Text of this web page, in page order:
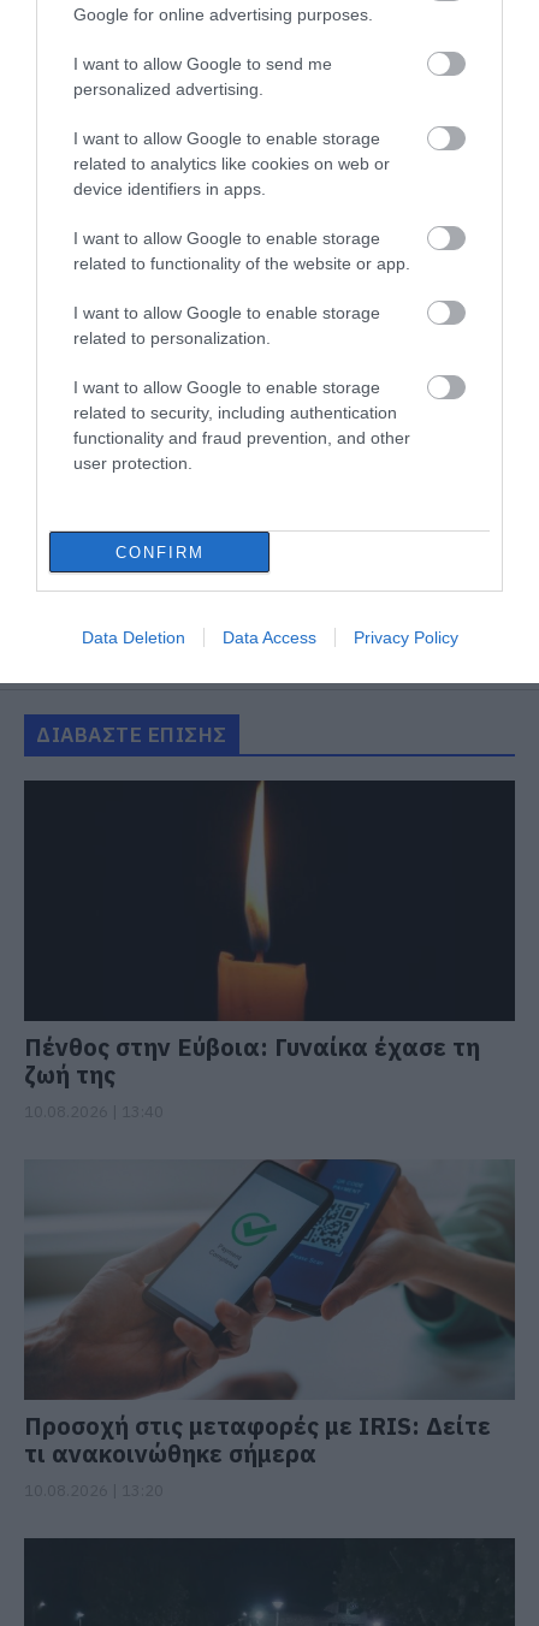
Google for online advertising purposes.
I want to allow Google to send me
personalized advertising.
I want to allow Google to enable storage
related to analytics like cookies on web or
device identifiers in apps.
I want to allow Google to enable storage
related to functionality of the website or app.
I want to allow Google to enable storage
related to personalization.
I want to allow Google to enable storage
related to security, including authentication
functionality and fraud prevention, and other
user protection.
CONFIRM
Data Deletion Data Access Privacy Policy
ΔΙΑΒΑΣΤΕ ΕΠΙΣΗΣ
Πένθος στην Εύβοια: Γυναίκα έχασε τη
ζωή της
Προσοχή στις μεταφορές με IRIS: Δείτε
τι ανακοινώθηκε σήμερα